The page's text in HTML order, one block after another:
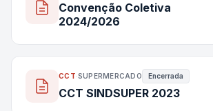
Convenção Coletiva
2024/2026
CCT·SUPERMERCADO Encerrada
CCT SINDSUPER 2023